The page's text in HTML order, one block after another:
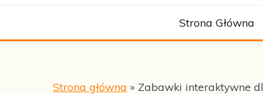
Strona Główna
Strona główna » Zabawki interaktywne